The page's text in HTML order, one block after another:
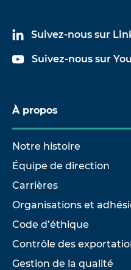
Suivez-nous sur
Suivez-nous sur
À propos
Notre histoire
Équipe de direction
Carrières
Organisations et
Code d’éthique
Contrôle des
Gestion de la qualité